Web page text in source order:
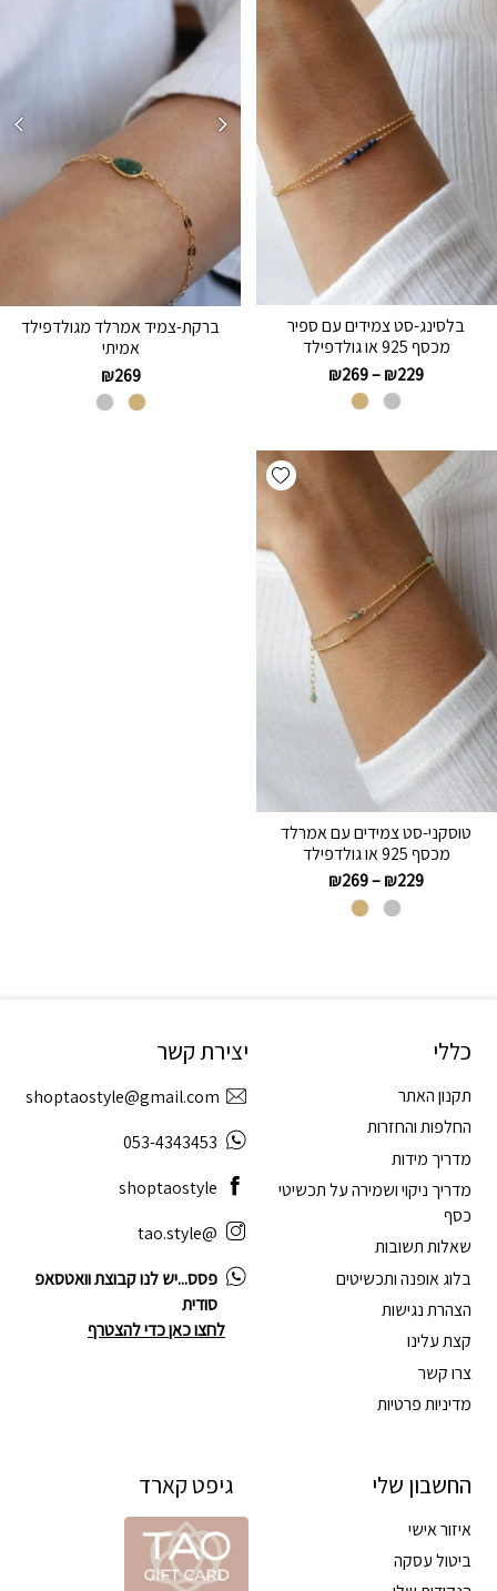
בלסינג-סט צמידים עם ספיר
מכסף 925 או גולדפילד
₪229
–
₪269
ברקת-צמיד אמרלד מגולדפילד
אמיתי
₪269
Add wishlist
טוסקני-סט צמידים עם אמרלד
מכסף 925 או גולדפילד
₪229
–
₪269
כללי
תקנון האתר
החלפות והחזרות
מדריך מידות
מדריך ניקוי ושמירה על תכשיטי
כסף
שאלות תשובות
בלוג אופנה ותכשיטים
הצהרת נגישות
קצת עלינו
צרו קשר
מדיניות פרטיות
החשבון שלי
איזור אישי
ביטול עסקה
יצירת קשר
shoptaostyle@gmail.com
053-4343453
shoptaostyle
@tao.style
פסס...יש לנו קבוצת וואטסאפ
סודית
לחצו כאן כדי להצטרף
גיפט קארד